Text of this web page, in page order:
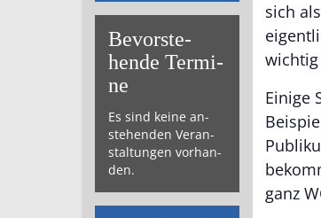
Bevor­ste­
hende Ter­mi­
ne
Es sind keine an­
ste­hen­den Ver­an­
stal­tun­gen vor­han­
den.
sich
Einige
ganz